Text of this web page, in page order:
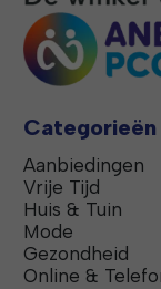
Categorieën
Aanbiedingen
Vrije Tijd
Huis & Tuin
Mode
Gezondheid
Online &